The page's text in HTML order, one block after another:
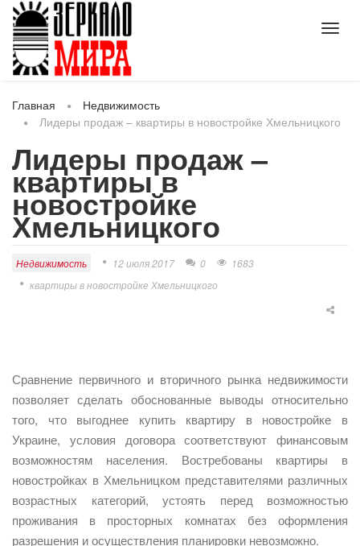
Главная
Недвижимость
Лидеры продаж – квартиры в новостройке Хмельницкого
Лидеры продаж –
квартиры в
новостройке
Хмельницкого
Недвижимость 12 июля 2017 0
1683
квартиры в новостройке Хмельницкого
Сравнение первичного и вторичного рынка недвижимости
позволяет сделать обоснованные выводы относительно
того, что выгоднее купить квартиру в новостройке в
Украине, условия договора соответствуют финансовым
возможностям населения. Востребованы квартиры в
новостройках в Хмельницком представителями различных
возрастных категорий, устоять перед возможностью
проживания в просторных комнатах без оформления
разрешения и осуществления планировки невозможно.